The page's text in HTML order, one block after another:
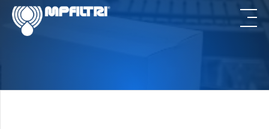
Passer
contenu
Passer